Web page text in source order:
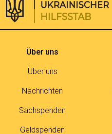
Über uns
Über uns
Nachrichten
Sachspenden
Geldspenden